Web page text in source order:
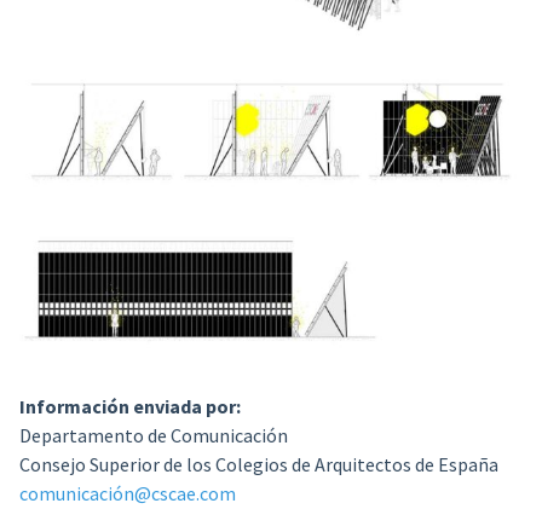
Información enviada por:
Departamento de Comunicación
Consejo Superior de los Colegios de Arquitectos de España
comunicación@cscae.com